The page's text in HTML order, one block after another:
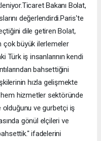
Bakanı Bolat,
değerlendirdi.Paris'te
dile getiren Bolat,
çok büyük ilerlemeler
Türk iş insanlarının kendi
bahsettiğini
hızla gelişmekte
hizmetler sektöründe
ve gurbetçi iş
gönül elçileri ve
ifadelerini